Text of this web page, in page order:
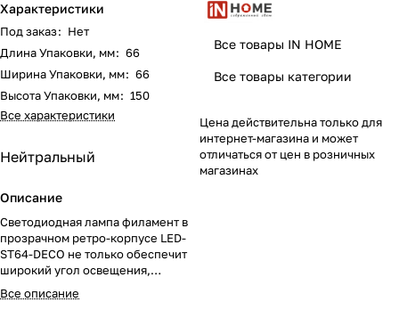
Характеристики
Под заказ: Нет
Длина Упаковки, мм: 66
Ширина Упаковки, мм: 66
Высота Упаковки, мм: 150
Все характеристики
Нейтральный
Описание
Светодиодная лампа филамент в
прозрачном ретро-корпусе LED-
ST64-DECO не только обеспечит
широкий угол освещения,
высокую светоодачу и
экономичное энергопотребление,
Все описание
Все товары IN HOME
Все товары категории
Цена действительна только для
интернет-магазина и может
отличаться от цен в розничных
магазинах